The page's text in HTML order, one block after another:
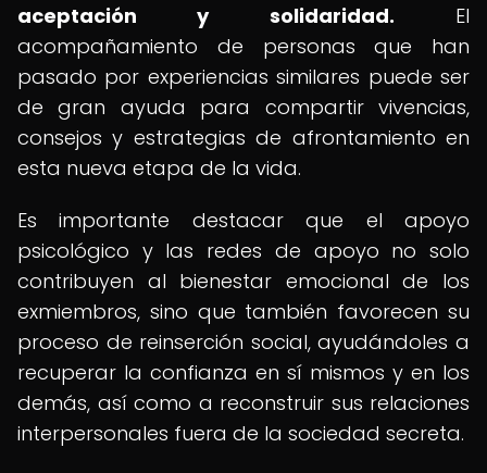
aceptación y solidaridad. El
acompañamiento de personas que han
pasado por experiencias similares puede ser
de gran ayuda para compartir vivencias,
consejos y estrategias de afrontamiento en
esta nueva etapa de la vida.
Es importante destacar que el apoyo
psicológico y las redes de apoyo no solo
contribuyen al bienestar emocional de los
exmiembros, sino que también favorecen su
proceso de reinserción social, ayudándoles a
recuperar la confianza en sí mismos y en los
demás, así como a reconstruir sus relaciones
interpersonales fuera de la sociedad secreta.